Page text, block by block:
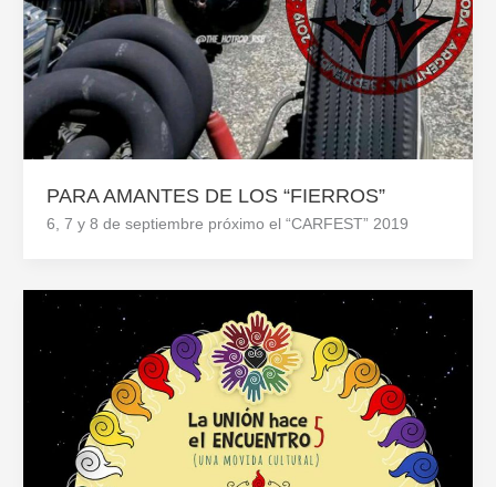
PARA AMANTES DE LOS “FIERROS”
6, 7 y 8 de septiembre próximo el “CARFEST” 2019